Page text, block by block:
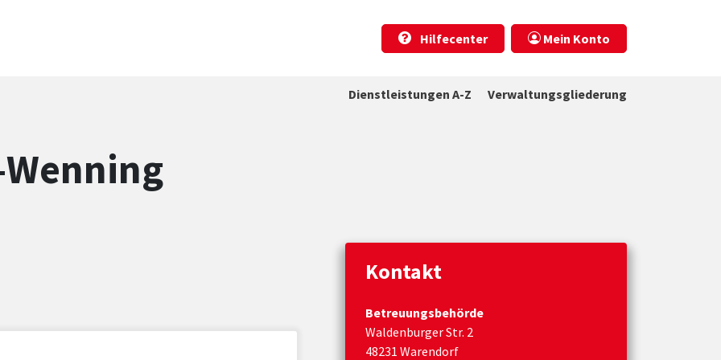
Hilfecenter
Mein Konto
Dienstleistungen A-Z Verwaltungsgliederung
Kontakt
Betreuungsbehörde
Waldenburger Str. 2
48231 Warendorf